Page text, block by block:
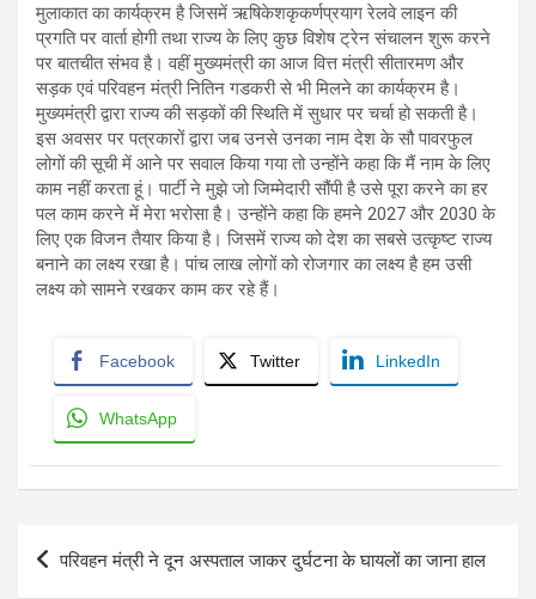
मुलाकात का कार्यक्रम है जिसमें ऋषिकेशकृकर्णप्रयाग रेलवे लाइन की
प्रगति पर वार्ता होगी तथा राज्य के लिए कुछ विशेष ट्रेन संचालन शुरू करने
पर बातचीत संभव है। वहीं मुख्यमंत्री का आज वित्त मंत्री सीतारमण और
सड़क एवं परिवहन मंत्री नितिन गडकरी से भी मिलने का कार्यक्रम है।
मुख्यमंत्री द्वारा राज्य की सड़कों की स्थिति में सुधार पर चर्चा हो सकती है।
इस अवसर पर पत्रकारों द्वारा जब उनसे उनका नाम देश के सौ पावरफुल
लोगों की सूची में आने पर सवाल किया गया तो उन्होंने कहा कि मैं नाम के लिए
काम नहीं करता हूं। पार्टी ने मुझे जो जिम्मेदारी सौंपी है उसे पूरा करने का हर
पल काम करने में मेरा भरोसा है। उन्होंने कहा कि हमने 2027 और 2030 के
लिए एक विजन तैयार किया है। जिसमें राज्य को देश का सबसे उत्कृष्ट राज्य
बनाने का लक्ष्य रखा है। पांच लाख लोगों को रोजगार का लक्ष्य है हम उसी
लक्ष्य को सामने रखकर काम कर रहे हैं।
Facebook Twitter LinkedIn
WhatsApp
Post
navigation
परिवहन मंत्री ने दून अस्पताल जाकर दुर्घटना के घायलों का जाना हाल